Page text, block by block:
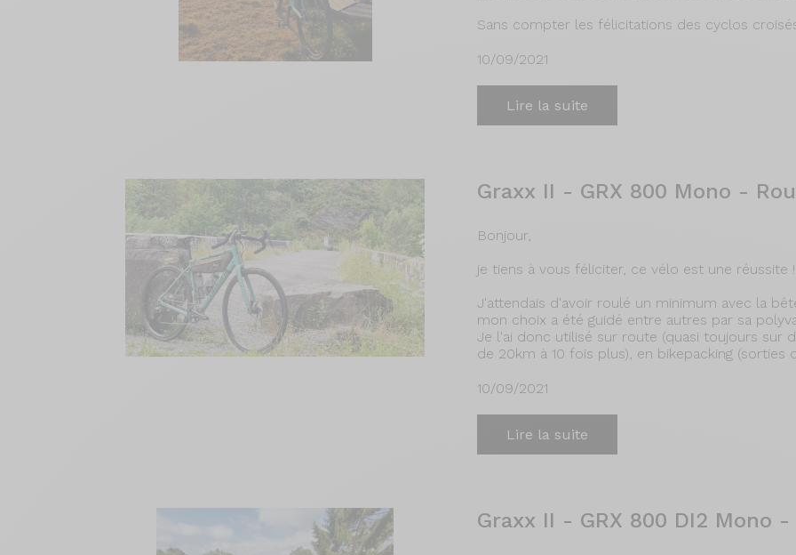
Sans compter les félicitations des cyclos
10/09/2021
Lire la suite
Graxx II - GRX 800 Mono -
Bonjour,
je tiens à vous féliciter, ce vélo est une réussite !
J'attendais d'avoir roulé un minimum avec la
mon choix a été guidé entre autres par sa
Je l'ai donc utilisé sur route (quasi toujours sur
de 20km à 10 fois plus), en bikepacking (sorties
10/09/2021
Lire la suite
Graxx II - GRX 800 DI2 Mono